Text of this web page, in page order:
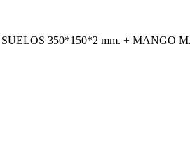
350*150*2 mm. + MANGO